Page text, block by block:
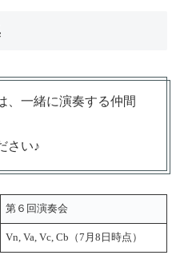
、一緒に演奏する仲間
さい♪
第６回演奏会
Vn, Va, Vc, Cb（7月8日時点）